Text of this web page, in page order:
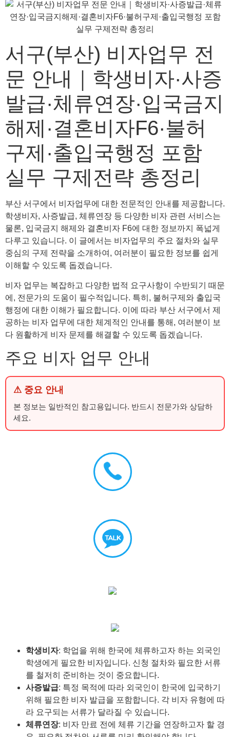
서구(부산) 비자업무 전
문 안내｜학생비자·사증
발급·체류연장·입국금지
해제·결혼비자F6·불허
구제·출입국행정 포함
실무 구제전략 총정리
부산 서구에서 비자업무에 대한 전문적인 안내를 제공합니다.
학생비자, 사증발급, 체류연장 등 다양한 비자 관련 서비스는
물론, 입국금지 해제와 결혼비자 F6에 대한 정보까지 폭넓게
다루고 있습니다. 이 글에서는 비자업무의 주요 절차와 실무
중심의 구제 전략을 소개하여, 여러분이 필요한 정보를 쉽게
이해할 수 있도록 돕겠습니다.
비자 업무는 복잡하고 다양한 법적 요구사항이 수반되기 때문
에, 전문가의 도움이 필수적입니다. 특히, 불허구제와 출입국
행정에 대한 이해가 필요합니다. 이에 따라 부산 서구에서 제
공하는 비자 업무에 대한 체계적인 안내를 통해, 여러분이 보
다 원활하게 비자 문제를 해결할 수 있도록 돕겠습니다.
주요 비자 업무 안내
⚠ 중요 안내
본 정보는 일반적인 참고용입니다. 반드시 전문가와 상담하
세요.
학생비자: 학업을 위해 한국에 체류하고자 하는 외국인
학생에게 필요한 비자입니다. 신청 절차와 필요한 서류
를 철저히 준비하는 것이 중요합니다.
사증발급: 특정 목적에 따라 외국인이 한국에 입국하기
위해 필요한 비자 발급을 포함합니다. 각 비자 유형에 따
라 요구되는 서류가 달라질 수 있습니다.
체류연장: 비자 만료 전에 체류 기간을 연장하고자 할 경